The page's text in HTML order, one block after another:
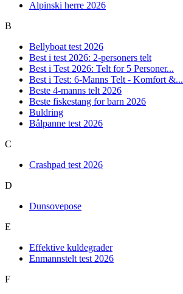
Alpinski herre 2026
B
Bellyboat test 2026
Best i test 2026: 2-personers telt
Best i Test 2026: Telt for 5 Personer...
Best i Test: 6-Manns Telt - Komfort &...
Beste 4-manns telt 2026
Beste fiskestang for barn 2026
Buldring
Bålpanne test 2026
C
Crashpad test 2026
D
Dunsovepose
E
Effektive kuldegrader
Enmannstelt test 2026
F